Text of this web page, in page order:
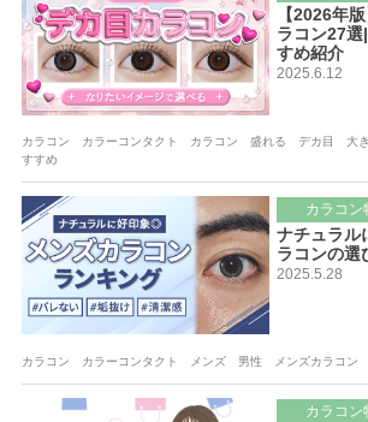
【2026年
ラコン27
すめ紹介
2025.6.12
カラコン カラーコンタクト カラコン 盛れる デカ目 大
すすめ
カラコン
ナチュラル
ラコンの選
2025.5.28
カラコン カラーコンタクト メンズ 男性 メンズカラコン
カラコン